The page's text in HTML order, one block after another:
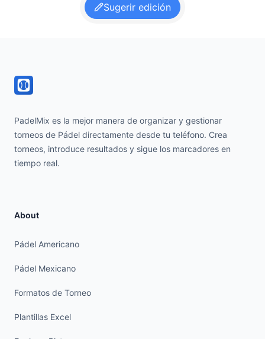
Sugerir edición
PadelMix es la mejor manera de organizar y gestionar
torneos de Pádel directamente desde tu teléfono. Crea
torneos, introduce resultados y sigue los marcadores en
tiempo real.
About
Pádel Americano
Pádel Mexicano
Formatos de Torneo
Plantillas Excel